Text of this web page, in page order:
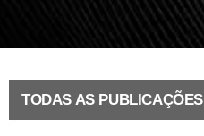
TODAS AS PUBLICAÇÕES